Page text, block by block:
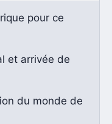
pour ce
et arrivée de
du monde de